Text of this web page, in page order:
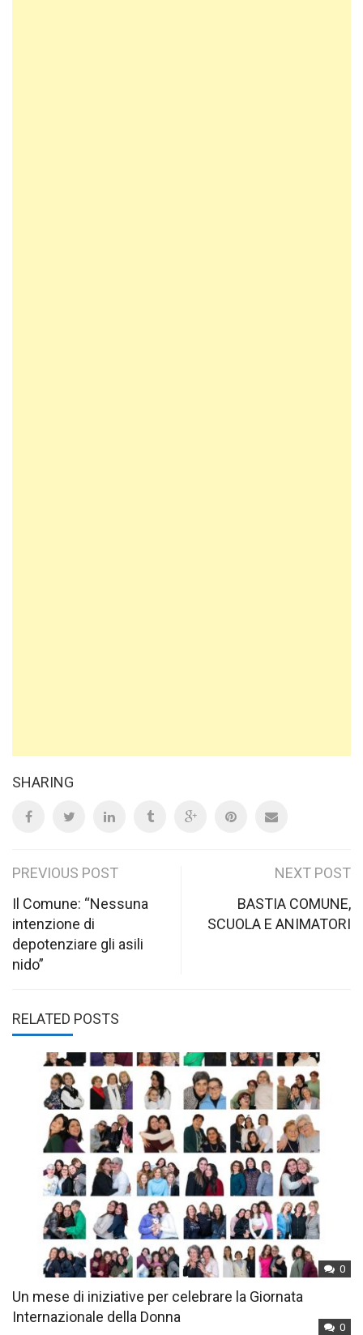
SHARING
Post
navigation
PREVIOUS POST
Il Comune: “Nessuna
intenzione di
depotenziare gli asili
nido”
NEXT POST
BASTIA COMUNE,
SCUOLA E ANIMATORI
RELATED POSTS
0
Un mese di iniziative per celebrare la Giornata
Internazionale della Donna
0